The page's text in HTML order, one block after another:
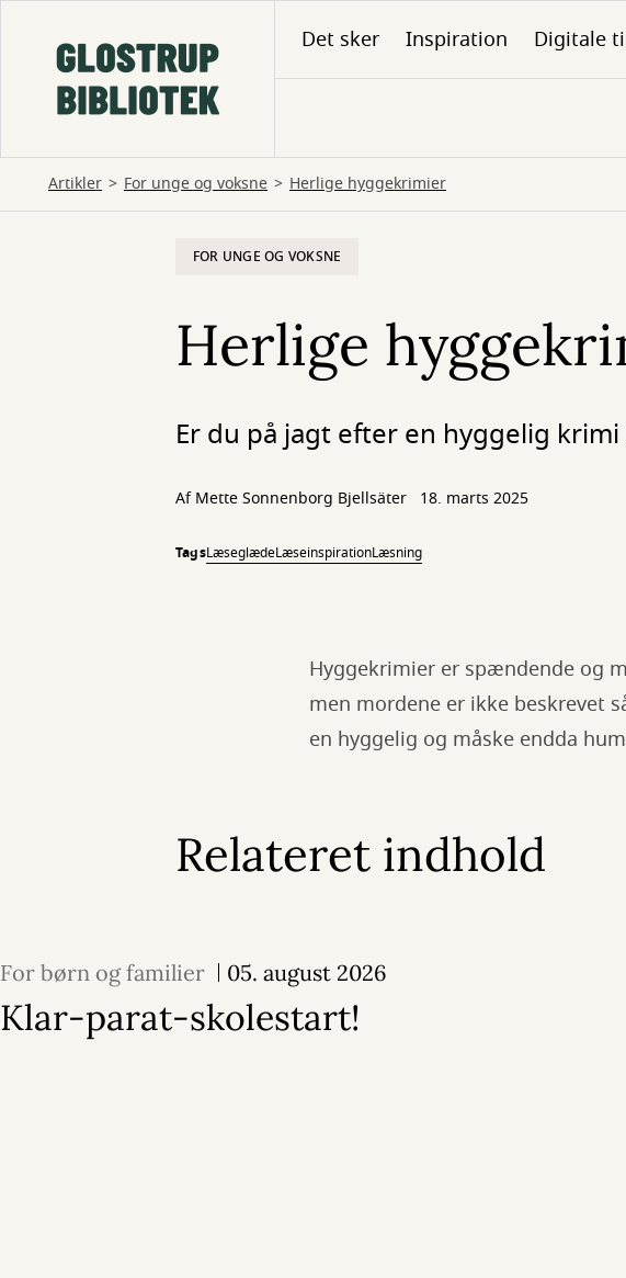
hovedindhold
Det sker Inspiration Digitale
Artikler For unge og voksne Herlige hyggekrimier
FOR UNGE OG VOKSNE
Herlige
Er du på jagt efter en hyggelig
AfMette Sonnenborg Bjellsäter 18. marts 2025
TagsLæseglædeLæseinspirationLæsning
Hyggekrimier er spændende og
men mordene er ikke beskrevet
en hyggelig og måske endda
Relateret indhold
For børn og familier 05. august 2026
Klar-parat-skolestart!